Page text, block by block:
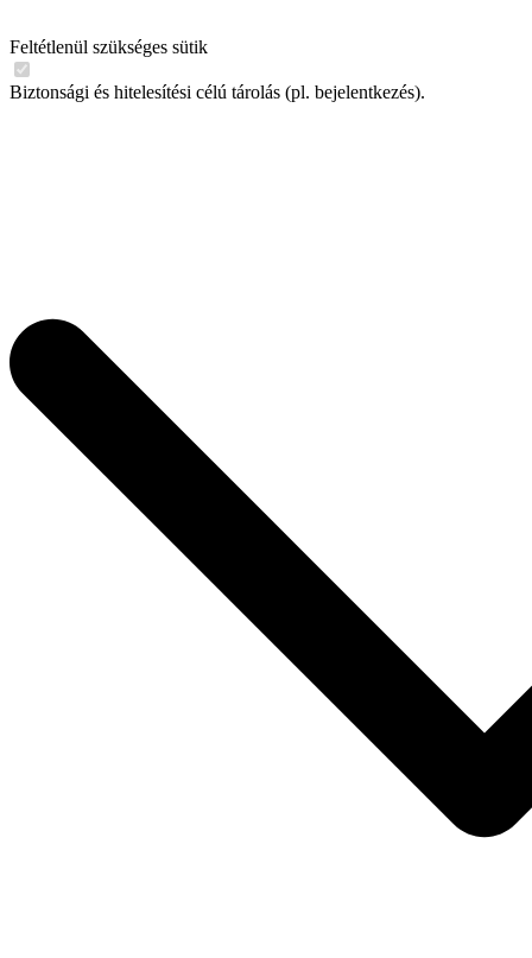
Feltétlenül szükséges sütik
Biztonsági és hitelesítési célú tárolás (pl. bejelentkezés).